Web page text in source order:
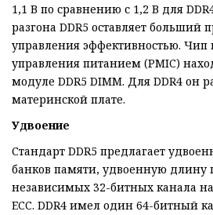
1,1 В по сравнению с 1,2 В для
разгона DDR5 оставляет больший
управления эффективностью.
управления питанием (PMIC)
модуле DDR5 DIMM. Для DDR4 он
материнской плате.
Удвоение
Стандарт DDR5 предлагает
банков памяти, удвоенную длину
независимых 32-битных канала
ECC. DDR4 имел один 64-битный